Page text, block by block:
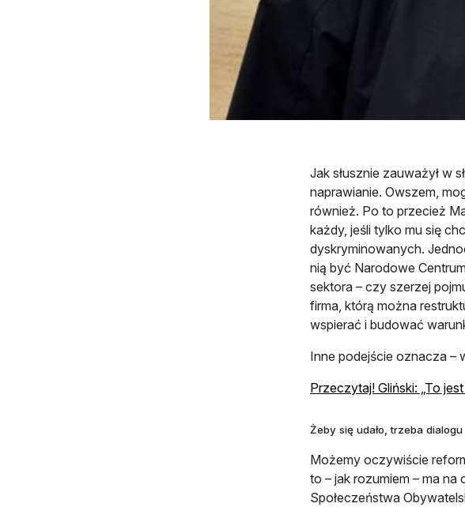
Jak słusznie zauważył w
naprawianie. Owszem,
również. Po to przecież
każdy, jeśli tylko mu się
dyskryminowanych.
nią być Narodowe
sektora – czy szerzej
firma, którą można
wspierać i budować
Inne podejście oznacza –
Przeczytaj! Gliński: „To
Żeby się udało, trzeba dialogu
Możemy oczywiście
to – jak rozumiem – ma na
Społeczeństwa